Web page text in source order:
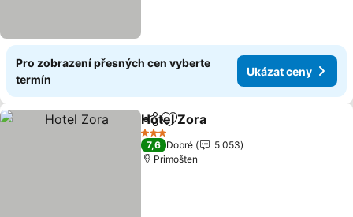
Pro zobrazení přesných cen vyberte
termín
Ukázat ceny
SdíletPřidat na seznam oblíbených
Hotel Zora
3 Počet hvězdiček
7,6 Dobré
5 053
Primošten